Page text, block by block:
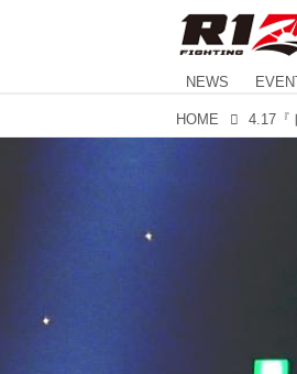
NEWS EVENT
HOME